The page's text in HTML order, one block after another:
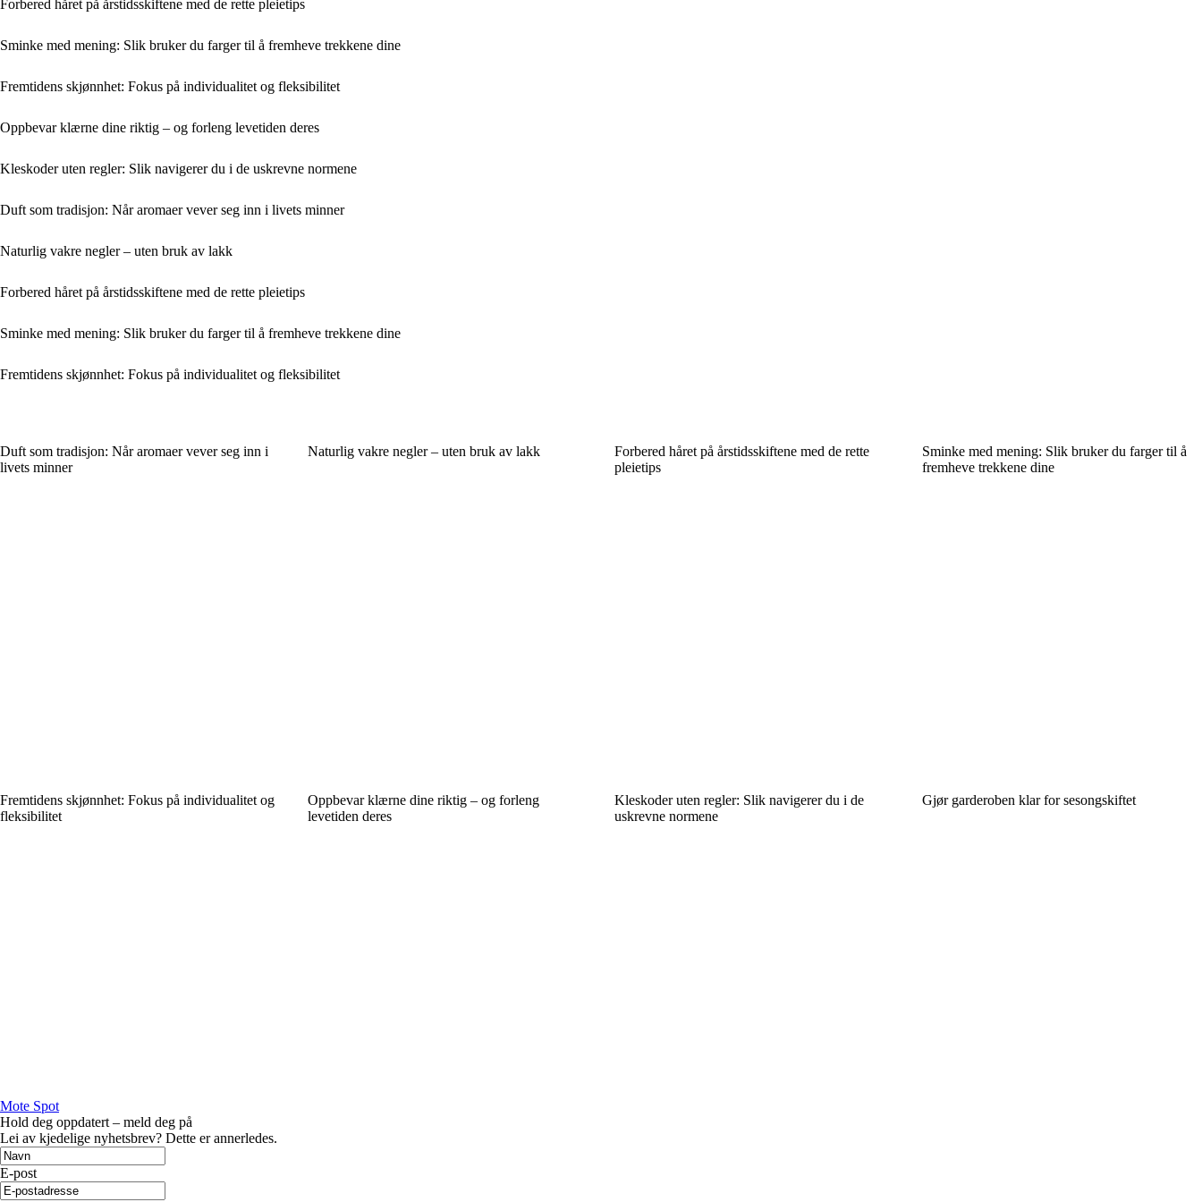
Forbered håret på årstidsskiftene med de rette pleietips
Sminke med mening: Slik bruker du farger til å fremheve trekkene dine
Fremtidens skjønnhet: Fokus på individualitet og fleksibilitet
Oppbevar klærne dine riktig – og forleng levetiden deres
Kleskoder uten regler: Slik navigerer du i de uskrevne normene
Duft som tradisjon: Når aromaer vever seg inn i livets minner
Naturlig vakre negler – uten bruk av lakk
Forbered håret på årstidsskiftene med de rette pleietips
Sminke med mening: Slik bruker du farger til å fremheve trekkene dine
Fremtidens skjønnhet: Fokus på individualitet og fleksibilitet
Duft som tradisjon: Når aromaer vever seg inn i
livets minner
Naturlig vakre negler – uten bruk av lakk
Forbered håret på årstidsskiftene med de rette
pleietips
Sminke med mening: Slik bruker du farger til å
fremheve trekkene dine
Fremtidens skjønnhet: Fokus på individualitet og
fleksibilitet
Oppbevar klærne dine riktig – og forleng
levetiden deres
Kleskoder uten regler: Slik navigerer du i de
uskrevne normene
Gjør garderoben klar for sesongskiftet
Mote Spot
Hold deg oppdatert – meld deg på
Lei av kjedelige nyhetsbrev? Dette er annerledes.
E-post